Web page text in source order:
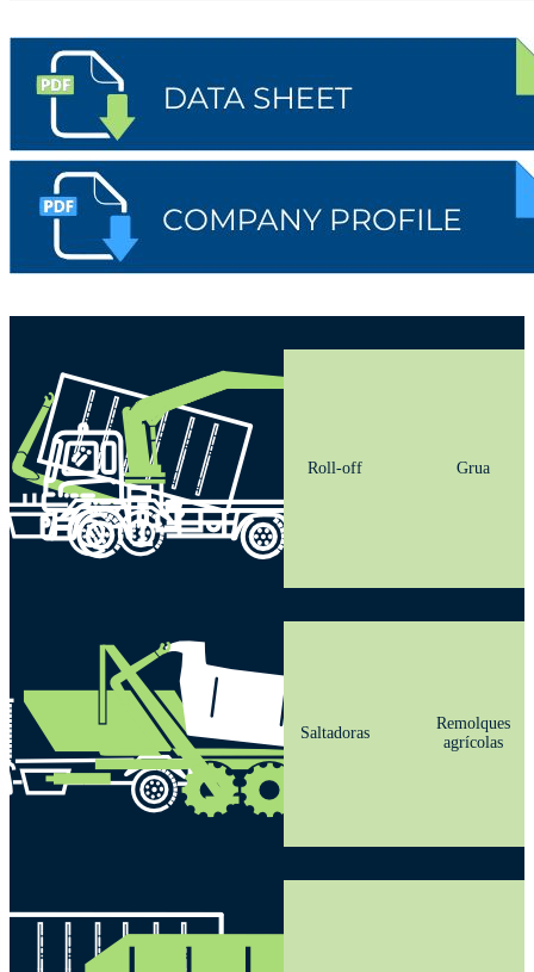
Roll-off Grua
Saltadoras
Remolques
agrícolas